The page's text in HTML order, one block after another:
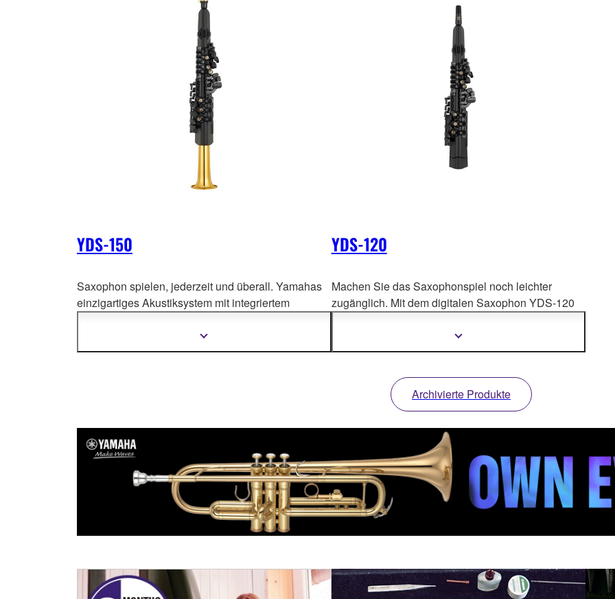
YDS-150
Saxophon spielen, jederzeit und überall. Yamahas
einzigartiges Akustiksystem mit integriertem
beiden Welten - digitalen Klang in hoher Qualität mit
der vollen Ausdruckskraft eines akustischen
Mehr
YDS-120
Machen Sie das Saxophonspiel noch leichter
zugänglich. Mit dem digitalen Saxophon YDS-120
Sie spielen können, und es bietet die gleiche
Klangvielfalt, die tiefen Töne und die zarten Höhen
Mehr
Archivierte Produkte